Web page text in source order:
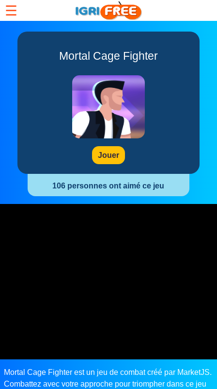
☰
Mortal Cage Fighter
Jouer
106 personnes ont aimé ce jeu
Mortal Cage Fighter est un jeu de combat créé par MarketJS.
Combattez avec votre approche pour triompher dans ce jeu